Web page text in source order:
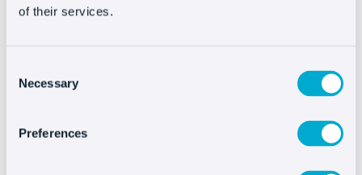
of their services.
Selection
Necessary
Preferences